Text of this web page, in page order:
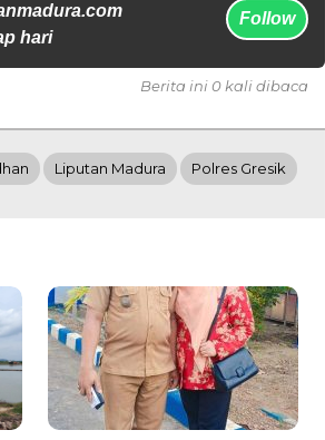
hari
Follow
Berita ini 0 kali dibaca
Liputan Madura Polres Gresik